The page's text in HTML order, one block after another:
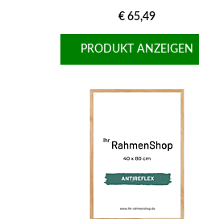
€ 65,49
PRODUKT ANZEIGEN